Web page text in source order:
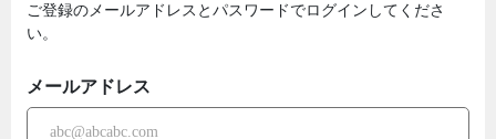
ご登録のメールアドレスとパスワードでログインしてくださ
い。
メールアドレス